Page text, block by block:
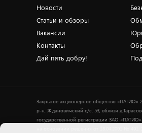
Новости
Статьи и обзоры
Вакансии
Контакты
Дай пять добру!
Закрытое акционерное общество «ПАТИО»
р-н, Ждановичский с/с, 53, вблизи
государственной регистрации ЗАО